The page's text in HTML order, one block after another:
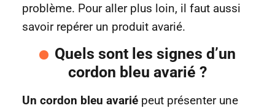
problème. Pour aller plus loin, il faut aussi
savoir repérer un produit avarié.
Quels sont les signes d’un
cordon bleu avarié ?
Un cordon bleu avarié peut présenter une